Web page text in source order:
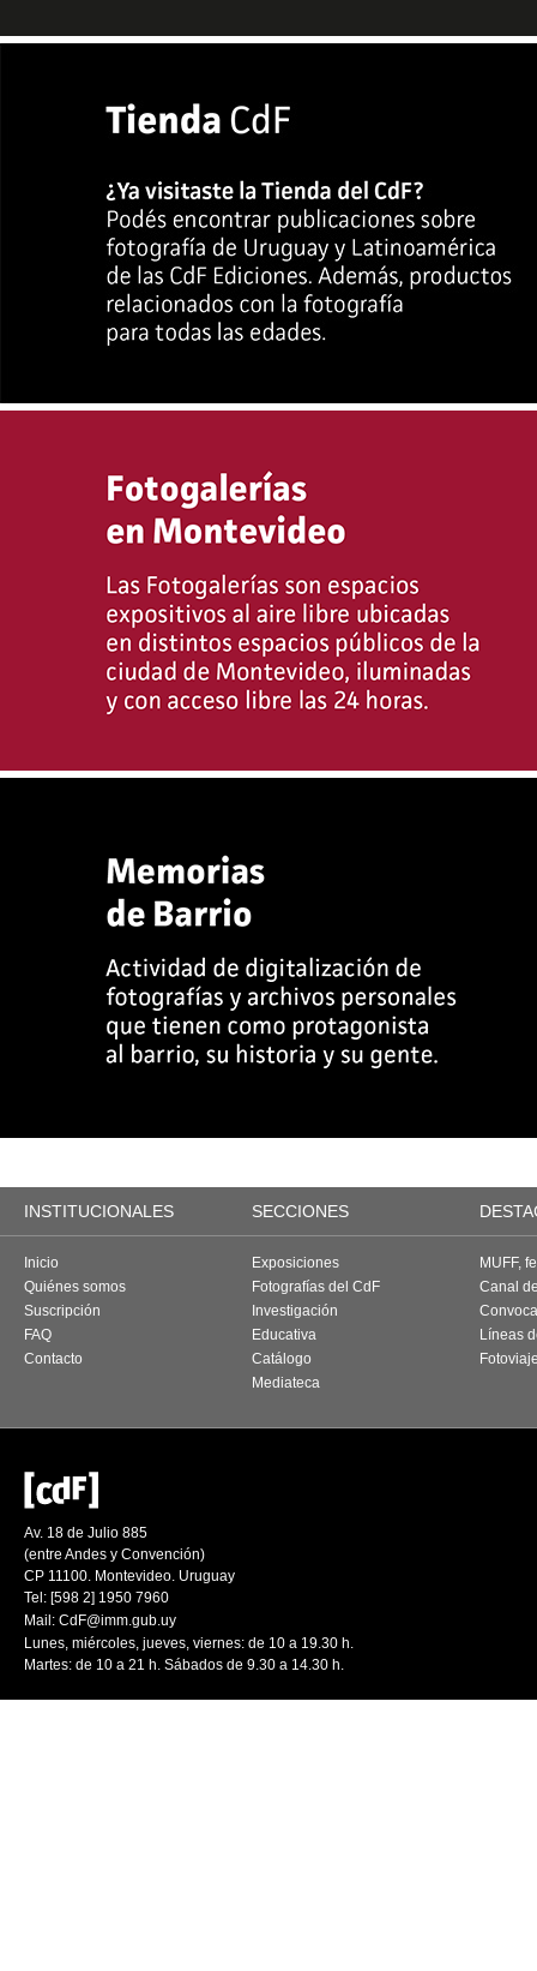
INSTITUCIONALES SECCIONES
Inicio
Quiénes somos
Suscripción
FAQ
Contacto
Exposiciones
Fotografías del CdF
Investigación
Educativa
Catálogo
Mediateca
MUFF,
Canal
Líneas
Av. 18 de Julio 885
(entre Andes y Convención)
CP 11100. Montevideo. Uruguay
Tel: [598 2] 1950 7960
Mail: CdF@imm.gub.uy
Lunes, miércoles, jueves, viernes: de 10 a 19.30 h.
Martes: de 10 a 21 h. Sábados de 9.30 a 14.30 h.